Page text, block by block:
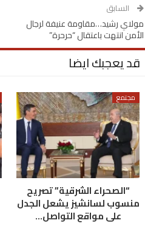
السابق
مولاي رشيد…مقاومة عنيفة لرجال
الأمن انتهت باعتقال “حرحرة”
قد يعجبك ايضا
مجتمع
“الصحراء الشرقية” تصريح
منسوب لسانشيز يشعل الجدل
على مواقع التواصل…